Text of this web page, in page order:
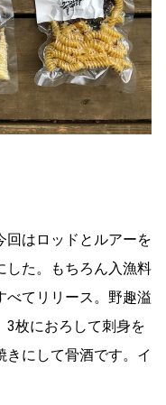
回はロッドとルアーを
した。もちろん入漁料
べてリリース。野趣溢
3枚におろして刺身を
にして骨酒です。イ